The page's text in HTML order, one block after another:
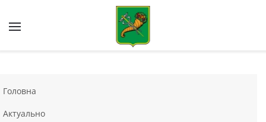
Skip to main content
Головна
Актуально